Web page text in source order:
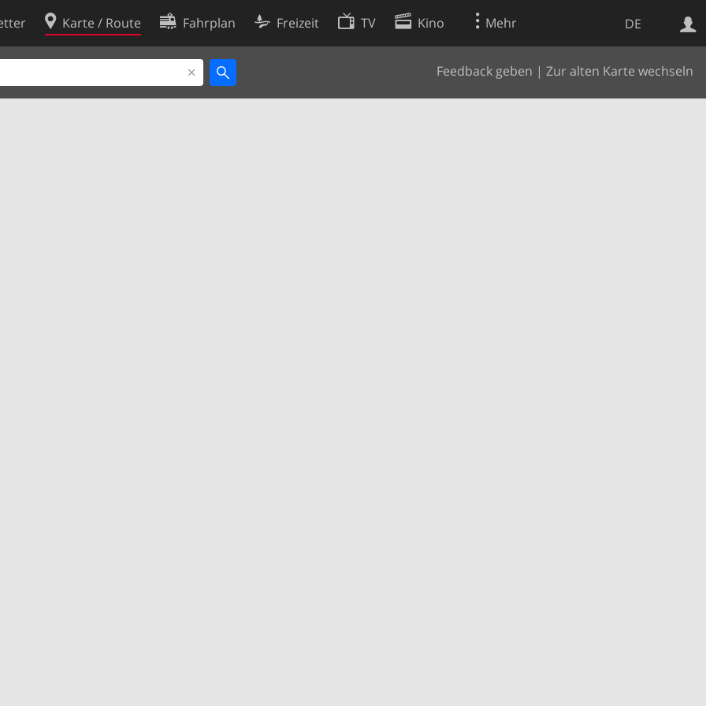
DE
Karte / Route Fahrplan Freizeit TV Kino Mehr
Feedback geben | Zur alten Karte wechseln
Websuche
Cookie-Richtlinie
Cookie-Einstellungen